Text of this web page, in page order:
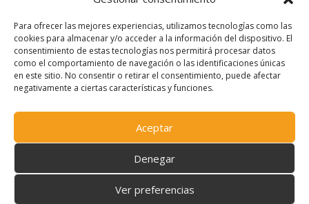
Para ofrecer las mejores experiencias, utilizamos tecnologías como las
cookies para almacenar y/o acceder a la información del dispositivo. El
consentimiento de estas tecnologías nos permitirá procesar datos
como el comportamiento de navegación o las identificaciones únicas
en este sitio. No consentir o retirar el consentimiento, puede afectar
negativamente a ciertas características y funciones.
Aceptar
Denegar
Ver preferencias
19 (REACT-UE), para compensar el sobrecoste energético de gas
natural y/o electricidad a pymes y autónomos especialmente
afectados por el incremento de los precios del gas natural y la
electricidad provocados por el impacto de la guerra de agresión
de Rusia contra Ucrania.
Todos los derechos reservados © 2016-2026 Dextinsur